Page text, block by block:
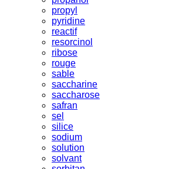
propyl
pyridine
reactif
resorcinol
ribose
rouge
sable
saccharine
saccharose
safran
sel
silice
sodium
solution
solvant